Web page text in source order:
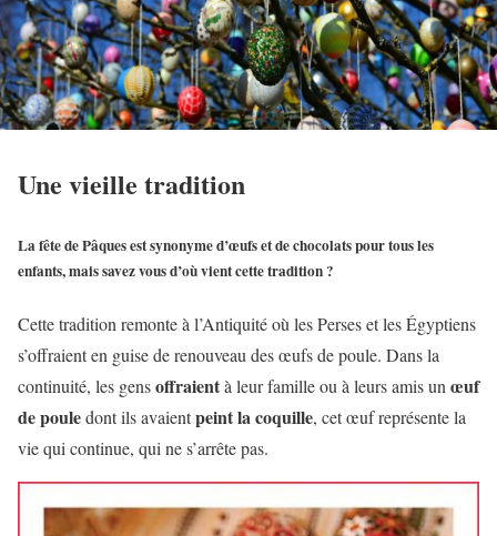
Une vieille tradition
La fête dePâquesest synonyme d’œufs et de chocolats pour tous les
enfants, mais savez vous d’où vient cette tradition ?
Cette tradition remonte à l’Antiquité où les Perses et les Égyptiens
s’offraient en guise de renouveau des œufs de poule. Dans la
continuité, les gensoffraientà leur famille ou à leurs amis un œuf
de pouledont ils avaientpeint la coquille, cet œuf représente la
vie qui continue, qui ne s’arrête pas.